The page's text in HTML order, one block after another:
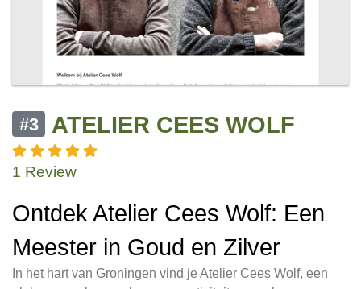
#3 ATELIER CEES WOLF
1 Review
Ontdek Atelier Cees Wolf: Een
Meester in Goud en Zilver
In het hart van Groningen vind je Atelier Cees Wolf, een